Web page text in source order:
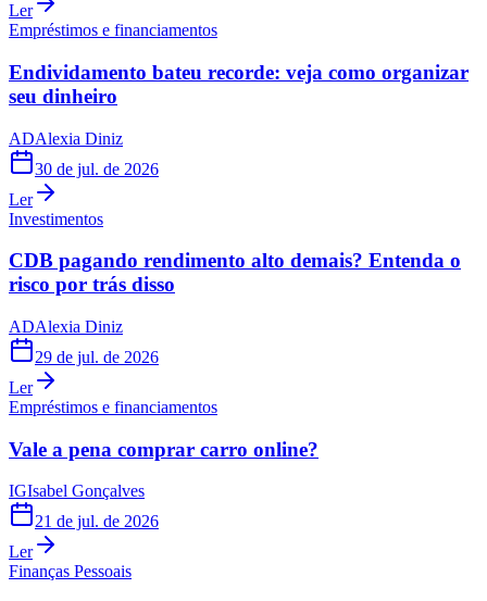
Ler
Empréstimos e financiamentos
Endividamento bateu recorde: veja como organizar
seu dinheiro
ADAlexia Diniz
30 de jul. de 2026
Ler
Investimentos
CDB pagando rendimento alto demais? Entenda o
risco por trás disso
ADAlexia Diniz
29 de jul. de 2026
Ler
Empréstimos e financiamentos
Vale a pena comprar carro online?
IGIsabel Gonçalves
21 de jul. de 2026
Ler
Finanças Pessoais